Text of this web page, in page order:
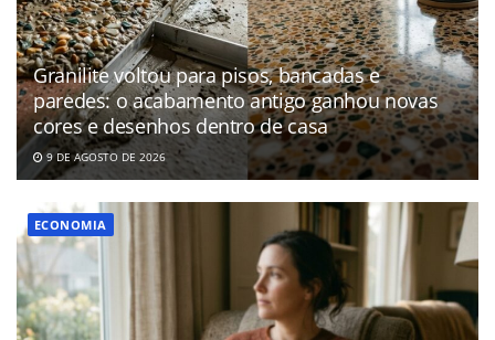
Granilite voltou para pisos, bancadas e
paredes: o acabamento antigo ganhou novas
cores e desenhos dentro de casa
9 DE AGOSTO DE 2026
ECONOMIA